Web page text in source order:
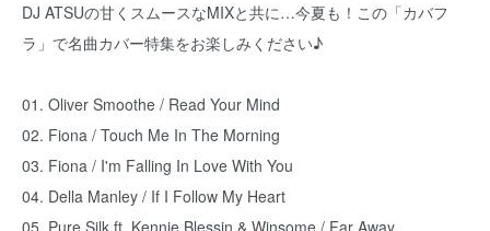
DJ ATSUの甘くスムースなMIXと共に…今夏も！この「カバフ
ラ」で名曲カバー特集をお楽しみください♪
01. Oliver Smoothe / Read Your Mind
02. Fiona / Touch Me In The Morning
03. Fiona / I'm Falling In Love With You
04. Della Manley / If I Follow My Heart
05. Pure Silk ft. Kennie Blessin & Winsome / Far Away